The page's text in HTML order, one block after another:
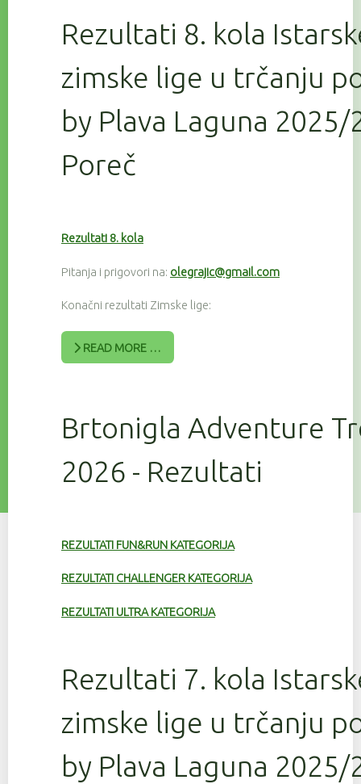
Rezultati 8. kola
zimske lige u trčanju
by Plava Laguna 2025/
Poreč
Rezultati 8. kola
Pitanja i prigovori na: olegrajic@gmail.com
Konačni rezultati Zimske lige:
READ MORE …
Brtonigla Adventure
2026 - Rezultati
REZULTATI FUN&RUN KATEGORIJA
REZULTATI CHALLENGER KATEGORIJA
REZULTATI ULTRA KATEGORIJA
Rezultati 7. kola
zimske lige u trčanju
by Plava Laguna 2025/